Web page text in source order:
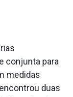
conjunta para
medidas
duas